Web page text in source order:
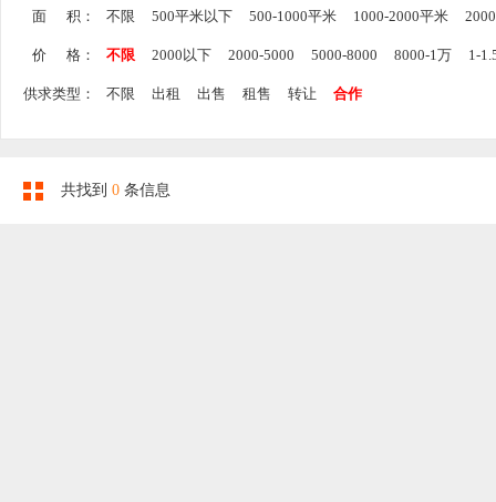
面 积： 不限 500平米以下 500-1000平米 1000-2000平米
价 格： 不限 2000以下 2000-5000 5000-8000 8000-1万 1-
供求类型： 不限 出租 出售 租售 转让 合作
共找到 0 条信息